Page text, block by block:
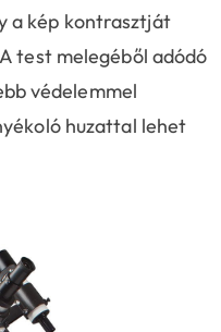
a kép kontrasztját
test melegéből adódó
védelemmel
huzattal lehet